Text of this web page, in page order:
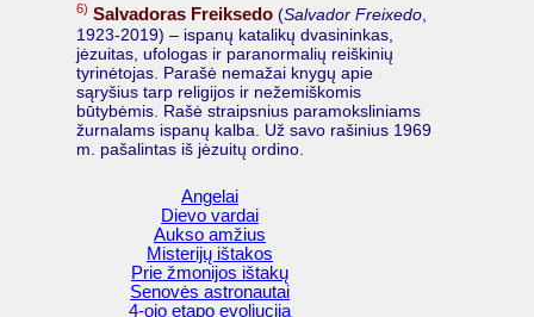
6) Salvadoras Freiksedo (Salvador Freixedo
1923-2019) – ispanų katalikų dvasininkas,
jėzuitas, ufologas ir paranormalių reiškinių
tyrinėtojas. Parašė nemažai knygų apie
sąryšius tarp religijos ir nežemiškomis
būtybėmis. Rašė straipsnius paramoksliniams
žurnalams ispanų kalba. Už savo rašinius 1969
m. pašalintas iš jėzuitų ordino.
Angelai
Dievo vardai
Aukso amžius
Misterijų ištakos
Prie žmonijos ištakų
Senovės astronautai
4-ojo etapo evoliucija